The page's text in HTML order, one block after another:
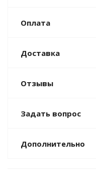
Оплата
Доставка
Отзывы
Задать вопрос
Дополнительно